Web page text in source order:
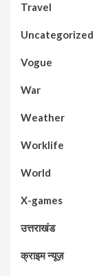
Travel
Uncategorized
Vogue
War
Weather
Worklife
World
X-games
उत्तराखंड
क्राइम न्यूज़